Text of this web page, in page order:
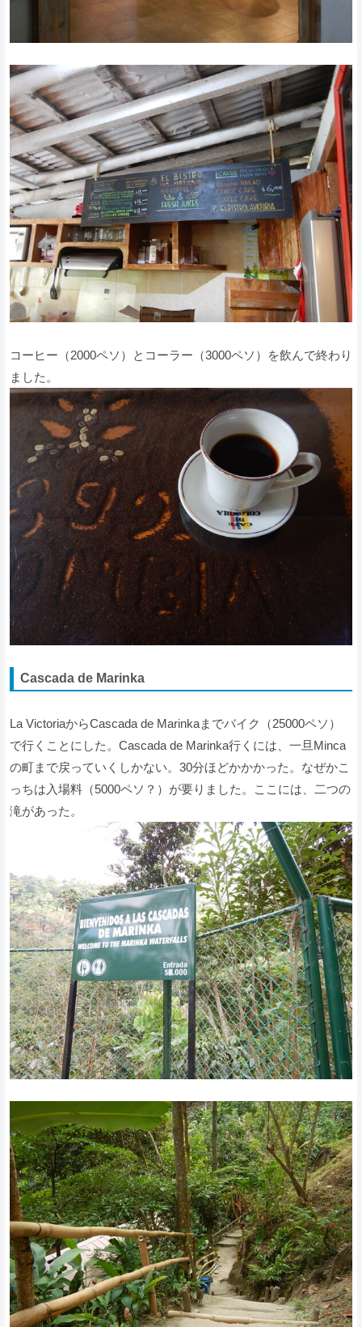
コーヒー（2000ペソ）とコーラー（3000ペソ）を飲んで終わり
ました。
Cascada de Marinka
La VictoriaからCascada de Marinkaまでバイク（25000ペソ）
で行くことにした。Cascada de Marinka行くには、一旦Minca
の町まで戻っていくしかない。30分ほどかかかった。なぜかこ
っちは入場料（5000ペソ？）が要りました。ここには、二つの
滝があった。